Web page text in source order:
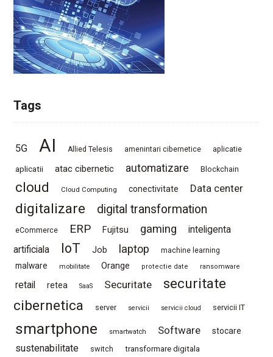
Tags
5G AI Allied Telesis amenintari cibernetice aplicatie
aplicatii atac cibernetic automatizare Blockchain
cloud Cloud Computing conectivitate Data center
digitalizare digital transformation
eCommerce ERP Fujitsu gaming
inteligenta
artificiala
IoT Job laptop machine learning
malware mobilitate Orange protectie date ransomware
retail retea SaaS Securitate
securitate
cibernetica
server servicii servicii cloud servicii IT
smartphone smartwatch Software stocare
sustenabilitate switch transformare digitala